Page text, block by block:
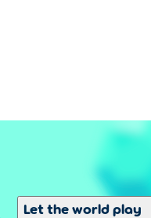
Let the world play